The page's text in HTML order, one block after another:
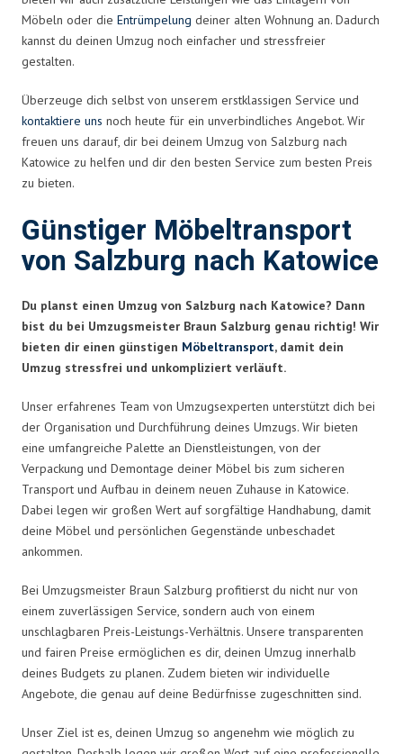
Möbeln oder die Entrümpelung deiner alten Wohnung an. Dadurch
kannst du deinen Umzug noch einfacher und stressfreier
gestalten.
Überzeuge dich selbst von unserem erstklassigen Service und
kontaktiere uns noch heute für ein unverbindliches Angebot. Wir
freuen uns darauf, dir bei deinem Umzug von Salzburg nach
Katowice zu helfen und dir den besten Service zum besten Preis
zu bieten.
Günstiger Möbeltransport
von Salzburg nach Katowice
Du planst einen Umzug von Salzburg nach Katowice? Dann
bist du bei Umzugsmeister Braun Salzburg genau richtig! Wir
bieten dir einen günstigen Möbeltransport, damit dein
Umzug stressfrei und unkompliziert verläuft.
Unser erfahrenes Team von Umzugsexperten unterstützt dich bei
der Organisation und Durchführung deines Umzugs. Wir bieten
eine umfangreiche Palette an Dienstleistungen, von der
Verpackung und Demontage deiner Möbel bis zum sicheren
Transport und Aufbau in deinem neuen Zuhause in Katowice.
Dabei legen wir großen Wert auf sorgfältige Handhabung, damit
deine Möbel und persönlichen Gegenstände unbeschadet
ankommen.
Bei Umzugsmeister Braun Salzburg profitierst du nicht nur von
einem zuverlässigen Service, sondern auch von einem
unschlagbaren Preis-Leistungs-Verhältnis. Unsere transparenten
und fairen Preise ermöglichen es dir, deinen Umzug innerhalb
deines Budgets zu planen. Zudem bieten wir individuelle
Angebote, die genau auf deine Bedürfnisse zugeschnitten sind.
Unser Ziel ist es, deinen Umzug so angenehm wie möglich zu